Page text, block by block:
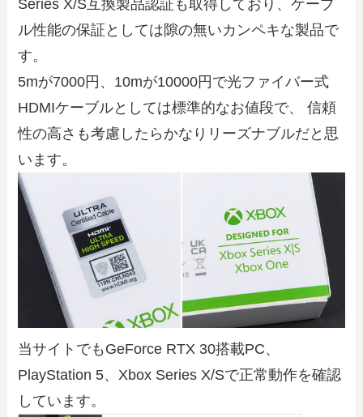
Series X/S互換製品認証も取得しており、ケーブ
ル性能の保証としては隙の無いカンペキな製品で
す。
5mが7000円、10mが10000円で光ファイバー式
HDMIケーブルとしては標準的なお値段で、 信頼
性の高さも考慮したらかなりリーズナブルだと思
います。
当サイトでもGeForce RTX 30搭載PC、
PlayStation 5、Xbox Series X/Sで正常動作を確認
しています。